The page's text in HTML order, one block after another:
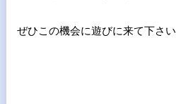
ぜひこの機会に遊びに来て下さい